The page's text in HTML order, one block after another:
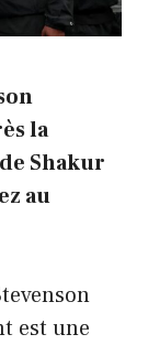
la
Shakur
au
est une